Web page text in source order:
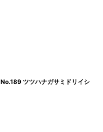
No.189 ツツハナガサミドリイシ